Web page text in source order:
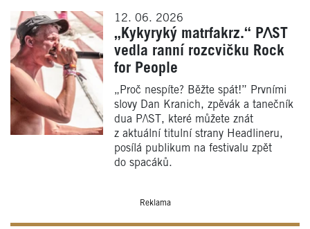
12. 06. 2026
„Kykyryký matrfakrz.“ P/\ST
vedla ranní rozcvičku Rock
for People
„Proč nespíte? Běžte spát!” Prvními
slovy Dan Kranich, zpěvák a tanečník
dua P/\ST, které můžete znát
z aktuální titulní strany Headlineru,
posílá publikum na festivalu zpět
do spacáků.
Reklama